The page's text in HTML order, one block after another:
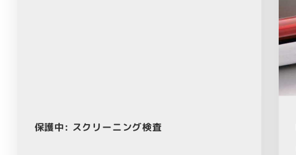
保護中: スクリーニング検査